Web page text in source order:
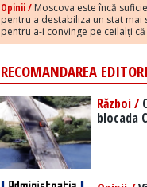
Opinii / Moscova este încă
pentru a destabiliza un stat mai
pentru a-i convinge pe ceilalți
RECOMANDAREA
Război /
blocada